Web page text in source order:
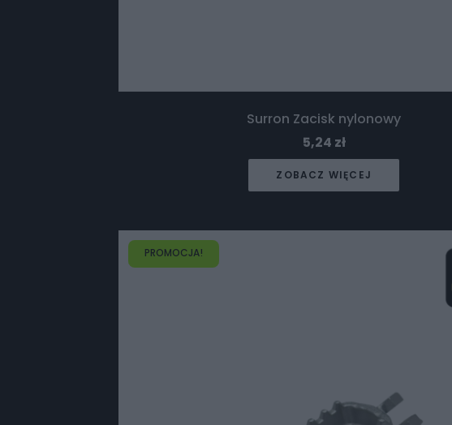
Surron Zacisk nylonowy
5,24 zł
ZOBACZ WIĘCEJ
PROMOCJA!